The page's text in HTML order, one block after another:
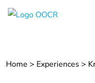
Home > Experiences >